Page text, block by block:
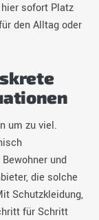
sofort Platz
den Alltag oder
um zu viel.
und
die solche
Schutzkleidung,
für Schritt